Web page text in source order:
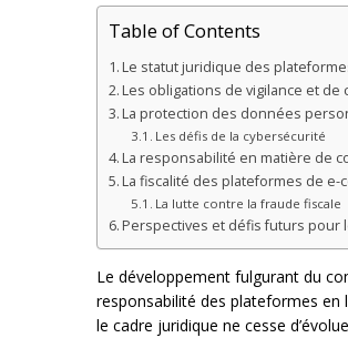
Table of Contents
Le statut juridique des
Les obligations de vigilance et de
La protection des données
Les défis de la cybersécurité
La responsabilité en matière de
La fiscalité des plateformes de e-
La lutte contre la fraude fiscale
Perspectives et défis futurs pour
Le développement fulgurant du
responsabilité des plateformes
le cadre juridique ne cesse